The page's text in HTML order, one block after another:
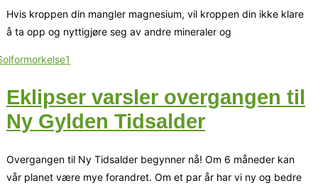
Hvis kroppen din mangler magnesium, vil kroppen din ikke klare
å ta opp og nyttigjøre seg av andre mineraler og
Eklipser varsler overgangen til
Ny Gylden Tidsalder
Overgangen til Ny Tidsalder begynner nå! Om 6 måneder kan
vår planet være mye forandret. Om et par år har vi ny og bedre